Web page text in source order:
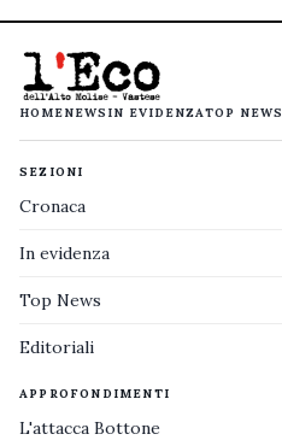
HOMENEWS IN EVIDENZATOP NEWS
SEZIONI
Cronaca
In evidenza
Top News
Editoriali
APPROFONDIMENTI
L'attacca Bottone